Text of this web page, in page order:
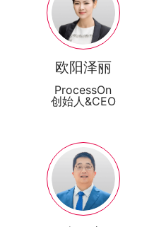
欧阳泽丽
ProcessOn
创始人&CEO